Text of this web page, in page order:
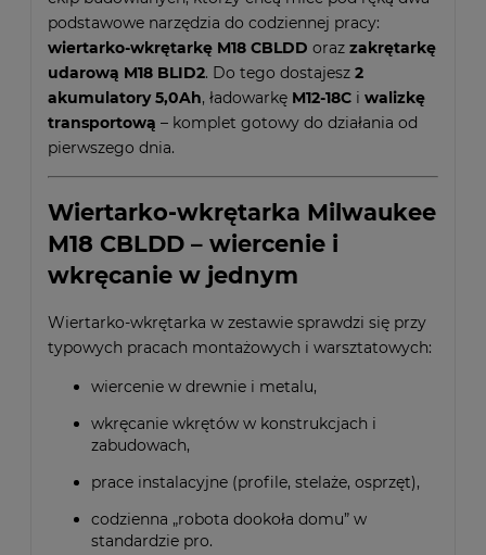
podstawowe narzędzia do codziennej pracy:
wiertarko-wkrętarkę M18 CBLDD oraz zakrętarkę
udarową M18 BLID2. Do tego dostajesz 2
akumulatory 5,0Ah, ładowarkę M12-18C i walizkę
transportową – komplet gotowy do działania od
pierwszego dnia.
Wiertarko-wkrętarka Milwaukee
M18 CBLDD – wiercenie i
wkręcanie w jednym
Wiertarko-wkrętarka w zestawie sprawdzi się przy
typowych pracach montażowych i warsztatowych:
wiercenie w drewnie i metalu,
wkręcanie wkrętów w konstrukcjach i
zabudowach,
prace instalacyjne (profile, stelaże, osprzęt),
codzienna „robota dookoła domu” w
standardzie pro.